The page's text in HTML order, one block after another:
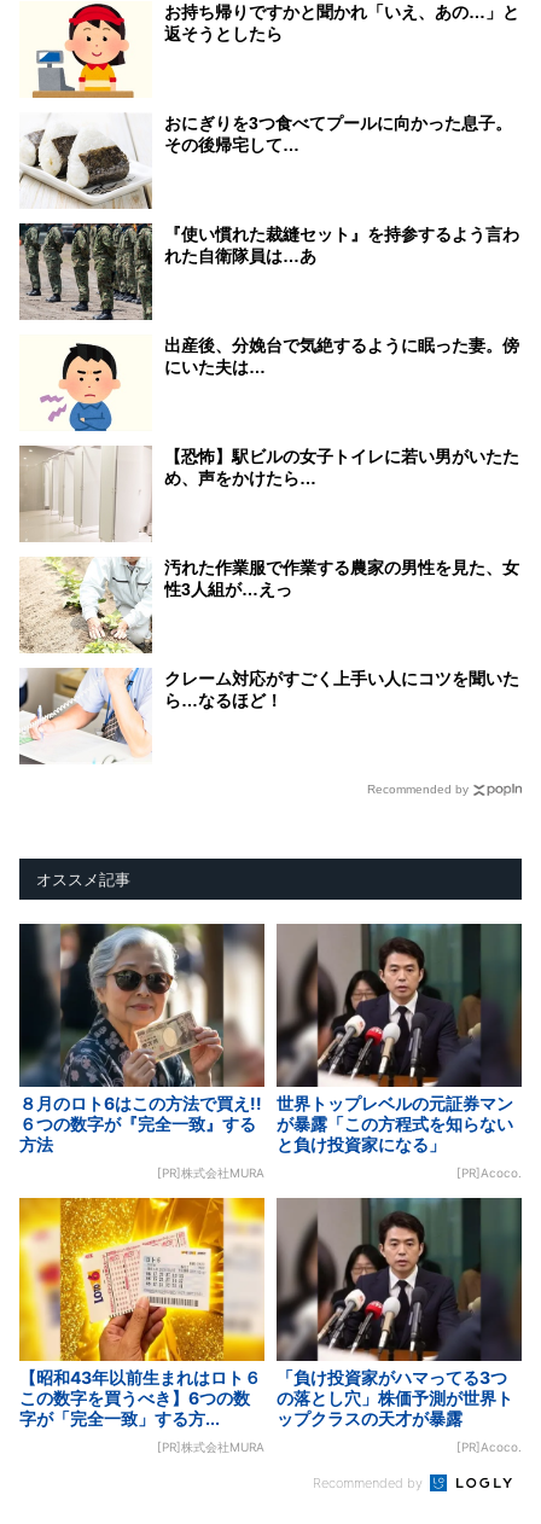
お持ち帰りですかと聞かれ「いえ、あの…」と
返そうとしたら
おにぎりを3つ食べてプールに向かった息子。
その後帰宅して…
『使い慣れた裁縫セット』を持参するよう言わ
れた自衛隊員は…あ
出産後、分娩台で気絶するように眠った妻。傍
にいた夫は…
【恐怖】駅ビルの女子トイレに若い男がいたた
め、声をかけたら…
汚れた作業服で作業する農家の男性を見た、女
性3人組が…えっ
クレーム対応がすごく上手い人にコツを聞いた
ら…なるほど！
Recommended by
オススメ記事
８月のロト6はこの方法で買え!!
６つの数字が『完全一致』する
方法
[PR]株式会社MURA
世界トップレベルの元証券マン
が暴露「この方程式を知らない
と負け投資家になる」
[PR]Acoco.
【昭和43年以前生まれはロト６
この数字を買うべき】6つの数
字が「完全一致」する方...
[PR]株式会社MURA
「負け投資家がハマってる3つ
の落とし穴」株価予測が世界ト
ップクラスの天才が暴露
[PR]Acoco.
Recommended by